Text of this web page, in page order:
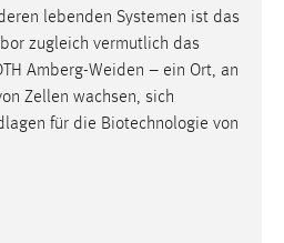
lebenden Systemen ist das
zugleich vermutlich das
Amberg-Weiden – ein Ort, an
Zellen wachsen, sich
für die Biotechnologie von